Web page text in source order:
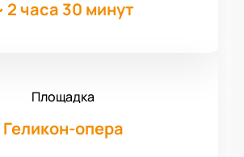
2 часа 30 минут
Площадка
Геликон-опера